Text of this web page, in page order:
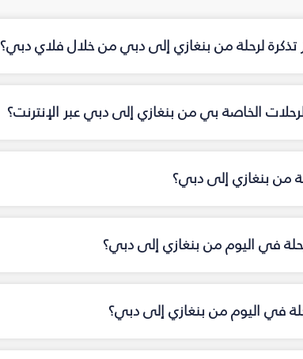
لرحلة من بنغازي إلى دبي من خلال فلاي دبي؟
الخاصة بي من بنغازي إلى دبي عبر الإنترنت؟
من بنغازي إلى دبي؟
في اليوم من بنغازي إلى دبي؟
في اليوم من بنغازي إلى دبي؟